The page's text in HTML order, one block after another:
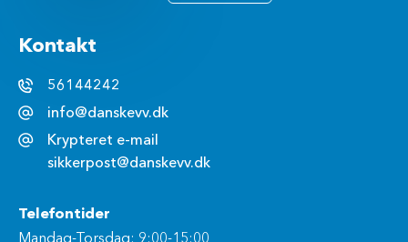
Kontakt
56144242
info@danskevv.dk
Krypteret e-mail
sikkerpost@danskevv.dk
Telefontider